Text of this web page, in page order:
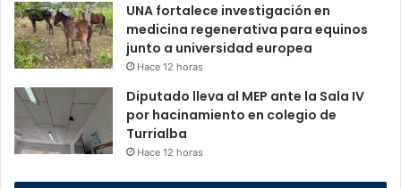
UNA fortalece investigación en
medicina regenerativa para equinos
junto a universidad europea
Hace 12 horas
Diputado lleva al MEP ante la Sala IV
por hacinamiento en colegio de
Turrialba
Hace 12 horas